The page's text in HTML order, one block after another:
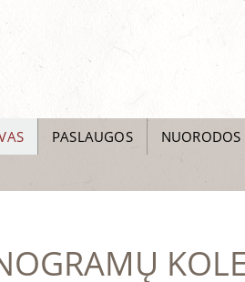
PASLAUGOS NUORODOS